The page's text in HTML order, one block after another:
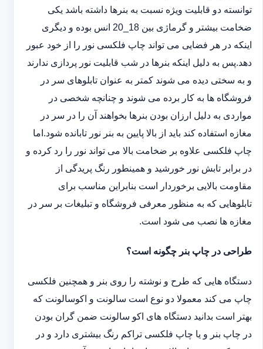
توانسته دو قابلیت ویژه نسبت به بنرها داشته باشد یکی
ضخامت بیشتر و گرماژی بین 18_20 انس بوده و دیگری
اینکه در هر فضایی می تواند چاپ فلکسی نور را از خود عبور
دهد.پس به دلیل اینکه بنرها در شب قابلیت نور پردازی ندارند
و به سختی دیده می شوند کمتر به عنوان تابلوهای سر در
فروشگاه ها به کار برده می شوند و چنانچه شخصی در
مواردی به دلیل ارزان بودن بنرها بخواهند آن را در سر در
مغازه استفاده کند باید از بالا پایین به بنر نور تابانده شود.اما
چاپ فلکسی علاوه بر ضخامت بالا می تواند نور را رد کرده و
در برابر تابش نور خورشید و همینطور رنگ پریدگی از
مقاومت بالایی برخوردار است بنابراین مناسب برای
تابلوهایی که به منظور معرفی فروشگاه و تبلیغات بر سر در
مغازه ها نصب می شود است.
طراحی در چاپ بنر چگونه است؟
دستگاه هایی که طرح و نوشته را روی بنر و همچنین فلکسی
چاپ می کند معمولا دو نوع است سالونت و اکوسالونت که
بهتر است بدانید دستگاه های اکو سالونت ضمن گران بودن
در چاپ بنر و یا چاپ فلکسی تراکم رنگ بیشتری دارد و در